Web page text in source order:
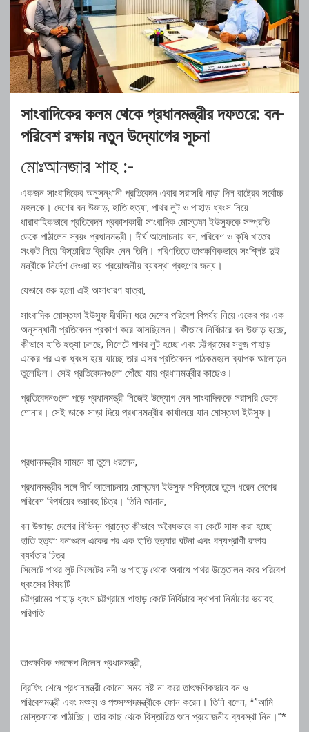
সাংবাদিকের কলম থেকে প্রধানমন্ত্রীর দফতরে: বন-
পরিবেশ রক্ষায় নতুন উদ্যোগের সূচনা
মোঃআনজার শাহ :-
একজন সাংবাদিকের অনুসন্ধানী প্রতিবেদন এবার সরাসরি নাড়া দিল রাষ্ট্রের সর্বোচ্চ
মহলকে। দেশের বন উজাড়, হাতি হত্যা, পাথর লুট ও পাহাড় ধ্বংস নিয়ে
ধারাবাহিকভাবে প্রতিবেদন প্রকাশকারী সাংবাদিক মোস্তফা ইউসুফকে সম্প্রতি
ডেকে পাঠালেন স্বয়ং প্রধানমন্ত্রী। দীর্ঘ আলোচনায় বন, পরিবেশ ও কৃষি খাতের
সংকট নিয়ে বিস্তারিত ব্রিফিং নেন তিনি। পরিণতিতে তাৎক্ষণিকভাবে সংশ্লিষ্ট দুই
মন্ত্রীকে নির্দেশ দেওয়া হয় প্রয়োজনীয় ব্যবস্থা গ্রহণের জন্য।
যেভাবে শুরু হলো এই অসাধারণ যাত্রা,
সাংবাদিক মোস্তফা ইউসুফ দীর্ঘদিন ধরে দেশের পরিবেশ বিপর্যয় নিয়ে একের পর এক
অনুসন্ধানী প্রতিবেদন প্রকাশ করে আসছিলেন। কীভাবে নির্বিচারে বন উজাড় হচ্ছে,
কীভাবে হাতি হত্যা চলছে, সিলেটে পাথর লুট হচ্ছে এবং চট্টগ্রামের সবুজ পাহাড়
একের পর এক ধ্বংস হয়ে যাচ্ছে তার এসব প্রতিবেদন পাঠকমহলে ব্যাপক আলোড়ন
তুলেছিল। সেই প্রতিবেদনগুলো পৌঁছে যায় প্রধানমন্ত্রীর কাছেও।
প্রতিবেদনগুলো পড়ে প্রধানমন্ত্রী নিজেই উদ্যোগ নেন সাংবাদিককে সরাসরি ডেকে
শোনার। সেই ডাকে সাড়া দিয়ে প্রধানমন্ত্রীর কার্যালয়ে যান মোস্তফা ইউসুফ।
প্রধানমন্ত্রীর সামনে যা তুলে ধরলেন,
প্রধানমন্ত্রীর সঙ্গে দীর্ঘ আলোচনায় মোস্তফা ইউসুফ সবিস্তারে তুলে ধরেন দেশের
পরিবেশ বিপর্যয়ের ভয়াবহ চিত্র। তিনি জানান,
বন উজাড়: দেশের বিভিন্ন প্রান্তে কীভাবে অবৈধভাবে বন কেটে সাফ করা হচ্ছে
হাতি হত্যা: বনাঞ্চলে একের পর এক হাতি হত্যার ঘটনা এবং বন্যপ্রাণী রক্ষায়
ব্যর্থতার চিত্র
সিলেটে পাথর লুট:সিলেটের নদী ও পাহাড় থেকে অবাধে পাথর উত্তোলন করে পরিবেশ
ধ্বংসের বিষয়টি
চট্টগ্রামের পাহাড় ধ্বংস:চট্টগ্রামে পাহাড় কেটে নির্বিচারে স্থাপনা নির্মাণের ভয়াবহ
পরিণতি
তাৎক্ষণিক পদক্ষেপ নিলেন প্রধানমন্ত্রী,
ব্রিফিং শেষে প্রধানমন্ত্রী কোনো সময় নষ্ট না করে তাৎক্ষণিকভাবে বন ও
পরিবেশমন্ত্রী এবং মৎস্য ও পশুসম্পদমন্ত্রীকে ফোন করেন। তিনি বলেন, *”আমি
মোস্তফাকে পাঠাচ্ছি। তার কাছ থেকে বিস্তারিত শুনে প্রয়োজনীয় ব্যবস্থা নিন।”*